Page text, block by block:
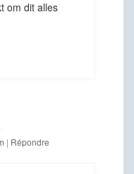
om dit alles
| Répondre